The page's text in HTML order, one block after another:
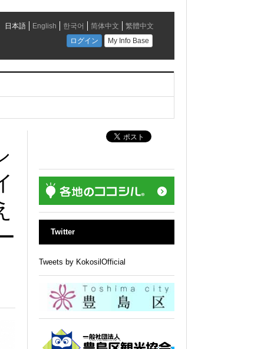
Twitter
Tweets by KokosilOfficial